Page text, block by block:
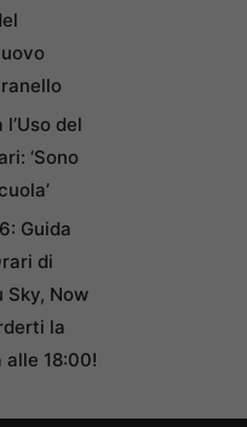
del
‘Sono
Guida
di
Sky, Now
la
18:00!